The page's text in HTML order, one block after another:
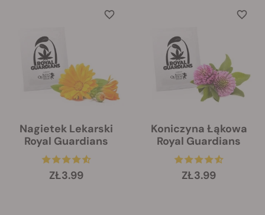
Nagietek Lekarski
Royal Guardians
ZŁ3.99
Koniczyna Łąkowa
Royal Guardians
ZŁ3.99